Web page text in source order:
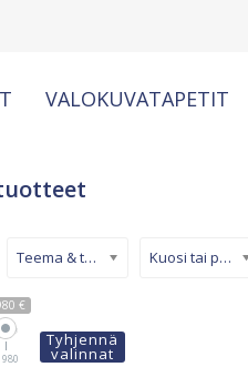
VALOKUVATAPETIT
€
980
Teema & tyyli Kuosi tai pinta
Tyhjennä
valinnat